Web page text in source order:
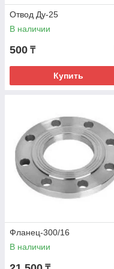
Отвод Ду-25
В наличии
500 ₸
Купить
Фланец-300/16
В наличии